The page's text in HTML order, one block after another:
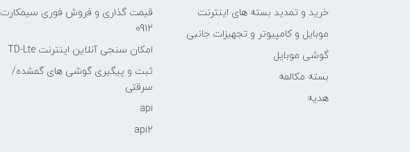
خرید و تمدید بسته های اینترنت
موبایل و کامپیوتر و تجهیزات جانبی
گوشی موبایل
بسته مکالمه
هدیه
قیمت گذاری و فروش فوری سیمکارت
0912
امکان سنجی آنلاین اینترنت TD-Lte
ثبت و پیگیری گوشی های گمشده/
سرقتی
api
api2